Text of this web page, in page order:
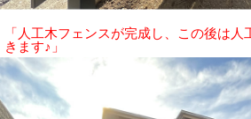
「人工木フェンスが完成し、この後は
きます♪」